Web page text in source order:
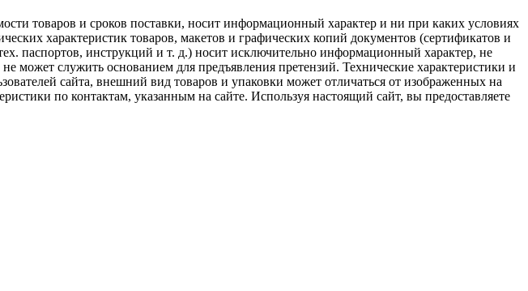
товаров и сроков поставки, носит информационный характер и ни при каких условиях
характеристик товаров, макетов и графических копий документов (сертификатов и
паспортов, инструкций и т. д.) носит исключительно информационный характер, не
может служить основанием для предъявления претензий. Технические характеристики и
сайта, внешний вид товаров и упаковки может отличаться от изображенных на
по контактам, указанным на сайте. Используя настоящий сайт, вы предоставляете